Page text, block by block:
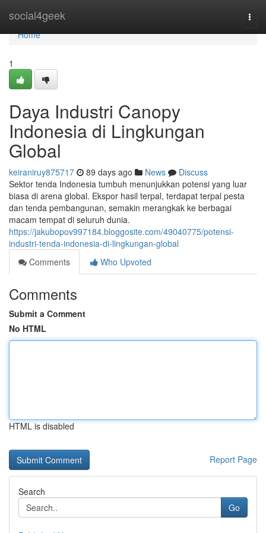
social4geek
Home
Home
1
Daya Industri Canopy
Indonesia di Lingkungan
Global
keiraniruy875717 89 days ago News
Discuss
Sektor tenda Indonesia tumbuh menunjukkan potensi yang luar
biasa di arena global. Ekspor hasil terpal, terdapat terpal pesta
dan tenda pembangunan, semakin merangkak ke berbagai
macam tempat di seluruh dunia.
https://jakubopov997184.bloggosite.com/49040775/potensi-
industri-tenda-indonesia-di-lingkungan-global
Comments
Who Upvoted
Comments
Submit a Comment
No HTML
HTML is disabled
Report Page
Search
Go